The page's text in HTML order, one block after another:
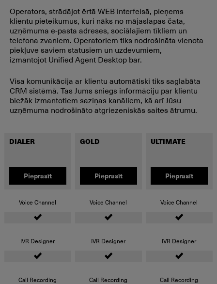
Operators, strādājot ērtā WEB interfeisā, pieņems
klientu pieteikumus, kuri nāks no mājaslapas čata,
uzņēmuma e-pasta adreses, sociālajiem tīkliem un
telefona zvaniem. Operatoriem tiks nodrošināta vienota
piekļuve saviem statusiem un uzdevumiem,
izmantojot Unified Agent Desktop bar.
Visa komunikācija ar klientu automātiski tiks saglabāta
CRM sistēmā. Tas Jums sniegs informāciju par klientu
biežāk izmantotiem saziņas kanāliem, kā arī Jūsu
uzņēmuma nodrošināto atgriezeniskās saites ātrumu.
DIALER
Pieprasīt
Voice Channel
IVR Designer
Call Recording
GOLD
Pieprasīt
Voice Channel
IVR Designer
Call Recording
ULTIMATE
Pieprasīt
Voice Channel
IVR Designer
Call Recording